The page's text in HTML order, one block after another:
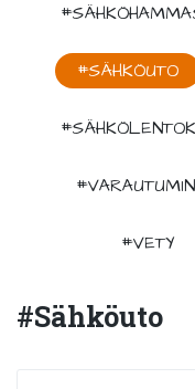
#SÄHKÖUTO
#VETY
#sähköuto